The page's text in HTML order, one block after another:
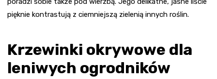
pięknie kontrastują z ciemniejszą zielenią innych roślin.
Krzewinki okrywowe dla
leniwych ogrodników